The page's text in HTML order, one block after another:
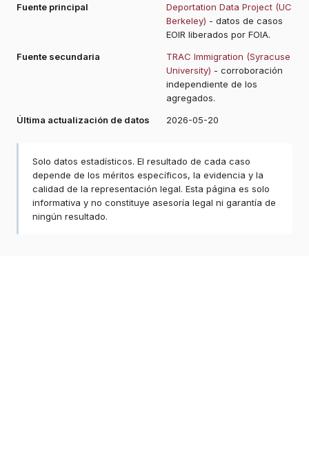
Fuente principal
Deportation Data Project (UC
Berkeley) - datos de casos
EOIR liberados por FOIA.
Fuente secundaria
TRAC Immigration (Syracuse
University) - corroboración
independiente de los
agregados.
Última actualización de datos
2026-05-20
Solo datos estadísticos. El resultado de cada caso
depende de los méritos específicos, la evidencia y la
calidad de la representación legal. Esta página es solo
informativa y no constituye asesoría legal ni garantía de
ningún resultado.